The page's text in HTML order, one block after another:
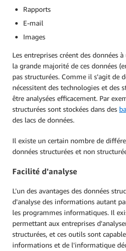
Rapports
E-mail
Images
Les entreprises créent des données
la grande majorité de ces données
pas structurées. Comme il s'agit de
nécessitent des technologies et des
être analysées efficacement. Par
structurées sont stockées dans des
des lacs de données.
Il existe un certain nombre de
données structurées et non
Facilité d'analyse
L'un des avantages des données
d'analyse des informations autant
les programmes informatiques. Il
permettant aux entreprises
structurées, et ces outils sont
informations et de l'informatique